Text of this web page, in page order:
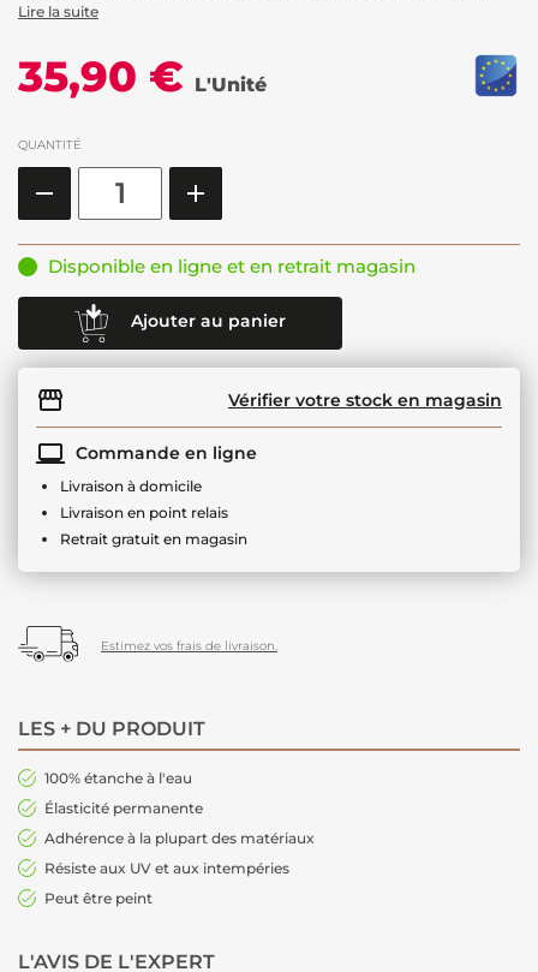
Lire la suite
35,90 € L'Unité
QUANTITÉ
Disponible en ligne et en retrait magasin
Ajouter au panier
Vérifier votre stock en magasin
Commande en ligne
Livraison à domicile
Livraison en point relais
Retrait gratuit en magasin
Estimez vos frais de livraison.
LES + DU PRODUIT
100% étanche à l'eau
Élasticité permanente
Adhérence à la plupart des matériaux
Résiste aux UV et aux intempéries
Peut être peint
L'AVIS DE L'EXPERT